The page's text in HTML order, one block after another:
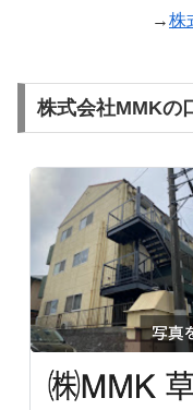
→株
株式会社MMKの